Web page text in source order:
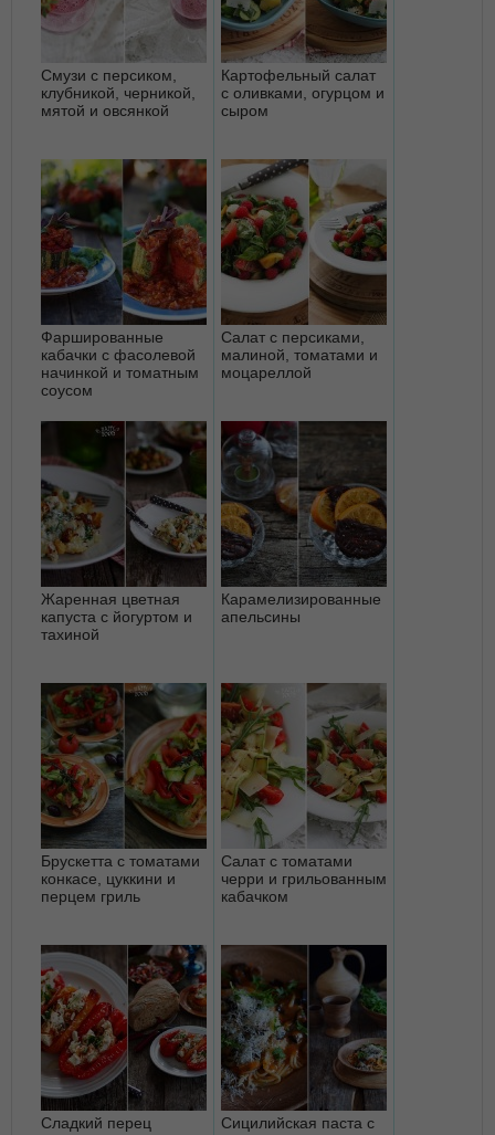
Смузи с персиком,
клубникой, черникой,
мятой и овсянкой
Картофельный салат
с оливками, огурцом и
сыром
Фаршированные
кабачки с фасолевой
начинкой и томатным
соусом
Салат с персиками,
малиной, томатами и
моцареллой
Жаренная цветная
капуста с йогуртом и
тахиной
Карамелизированные
апельсины
Брускетта с томатами
конкасе, цуккини и
перцем гриль
Салат с томатами
черри и грильованным
кабачком
Сладкий перец
Сицилийская паста с